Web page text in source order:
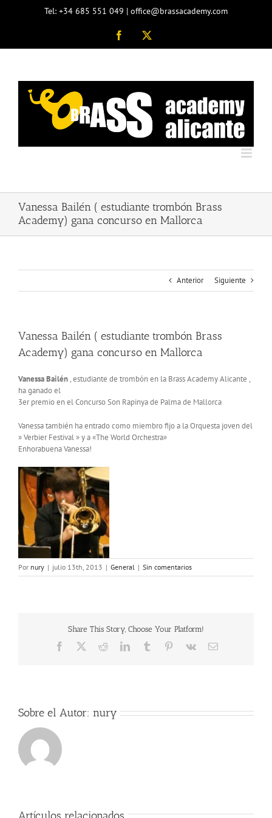
Tel: +34 685 551 049 | office@brassacademy.com
Facebook
Vanessa Bailén ( estudiante trombón Brass
Academy) gana concurso en Mallorca
Anterior Siguiente
Vanessa Bailén ( estudiante trombón Brass
Academy) gana concurso en Mallorca
Vanessa Bailén, estudiante de trombón en la Brass Academy Alicante ,
ha ganado el
3er premio en el Concurso Son Rapinya de Palma de Mallorca
Vanessa también ha entrado como miembro fijo a la Orquesta joven del
» Verbier Festival » y a «The World Orchestra»
Enhorabuena Vanessa!
Por nury | julio 13th, 2013 | General | Sin comentarios
Share This Story, Choose Your Platform!
Facebook RedditLinkedInTumblr Pinterest
Vk
Correo
Sobre el Autor: nury
Artículos relacionados